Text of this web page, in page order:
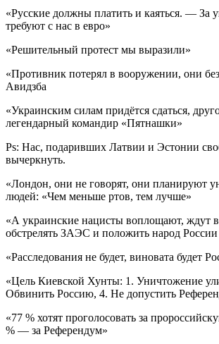
«Русские должны платить и каяться. — За
требуют с нас в евро»
«Решительный протест мы выразили»
«Противник потерял в вооружении, они
Авидзба
«Украинским силам придётся сдаться,
легендарный командир «Пятнашки»
Ps: Нас, подаривших Латвии и Эстонии
вычеркнуть.
«Лондон, они не говорят, они планируют
людей: «Чем меньше ртов, тем лучше»
«А украинские нацисты воплощают, ждут
обстрелять ЗАЭС и положить народ России
«Расследования не будет, виновата будет
«Цель Киевской Хунты: 1. Уничтожение
Обвинить Россию, 4. Не допустить
«77 % хотят проголосовать за
% — за Референдум»